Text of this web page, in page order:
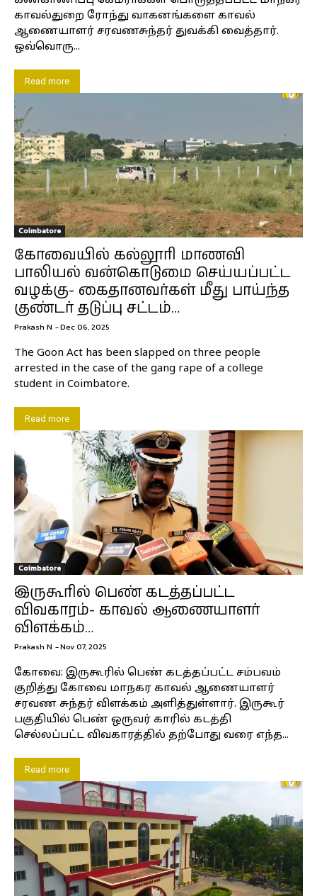
காவல்துறை ரோந்து வாகனங்களை காவல்
ஆணையாளர் சரவணசுந்தர் துவக்கி வைத்தார்.
ஒவ்வொரு...
Read more
Coimbatore
கோவையில் கல்லூரி மாணவி
பாலியல் வன்கொடுமை செய்யப்பட்ட
வழக்கு- கைதானவர்கள் மீது பாய்ந்த
குண்டர் தடுப்பு சட்டம்…
Prakash N -Dec 06, 2025
The Goon Act has been slapped on three people
arrested in the case of the gang rape of a college
student in Coimbatore.
Read more
Coimbatore
இருகூரில் பெண் கடத்தப்பட்ட
விவகாரம்- காவல் ஆணையாளர்
விளக்கம்…
Prakash N -Nov 07, 2025
கோவை: இருகூரில் பெண் கடத்தப்பட்ட சம்பவம்
குறித்து கோவை மாநகர காவல் ஆணையாளர்
சரவண சுந்தர் விளக்கம் அளித்துள்ளார். இருகூர்
பகுதியில் பெண் ஒருவர் காரில் கடத்தி
செல்லப்பட்ட விவகாரத்தில் தற்போது வரை எந்த...
Read more